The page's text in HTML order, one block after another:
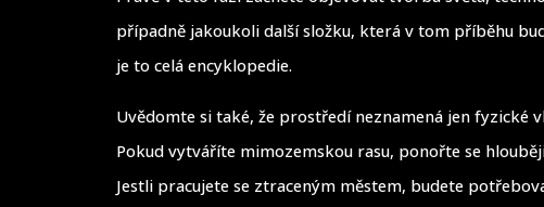
případně jakoukoli další složku, která v tom příběhu
je to celá encyklopedie.
Uvědomte si také, že prostředí neznamená jen fyzické
Pokud vytváříte mimozemskou rasu, ponořte se
Jestli pracujete se ztraceným městem, budete